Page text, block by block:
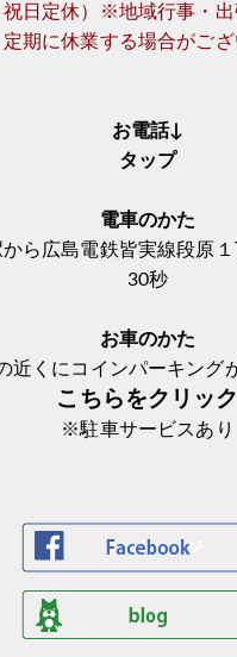
祝日定休）※地域行事・
定期に休業する場合がご
お電話↓
タップ
電車のかた
から広島電鉄皆実線段原
30秒
お車のかた
近くにコインパーキング
こちらをクリック
※駐車サービスあり